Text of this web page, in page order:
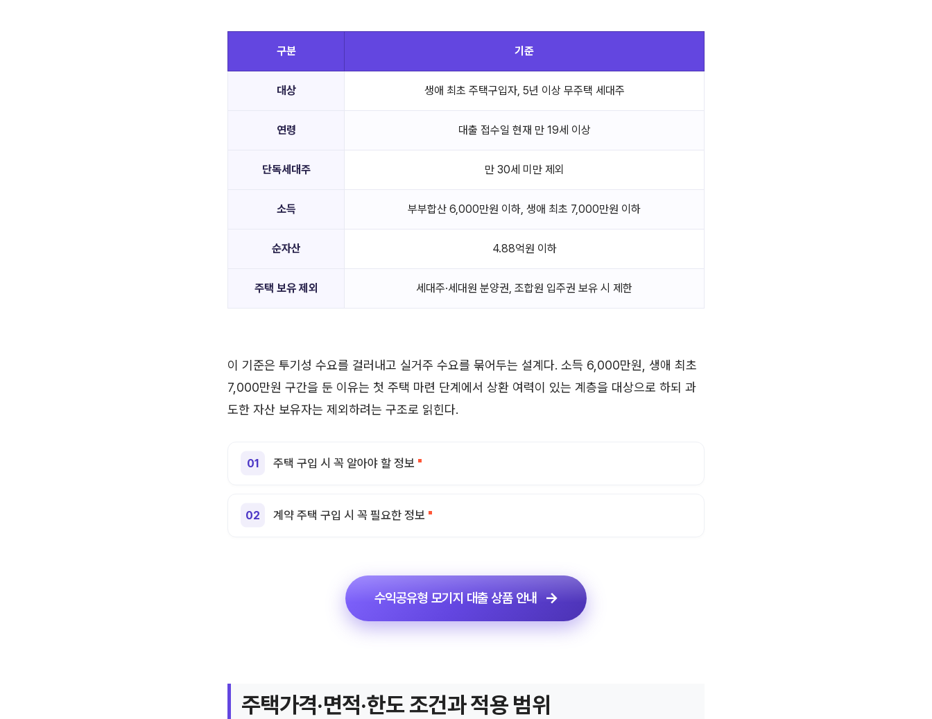
구분 기준
대상 생애 최초 주택구입자, 5년 이상 무주택 세대주
연령 대출 접수일 현재 만 19세 이상
단독세대주 만 30세 미만 제외
소득 부부합산 6,000만원 이하, 생애 최초 7,000만원 이하
순자산 4.88억원 이하
주택 보유 제외 세대주·세대원 분양권, 조합원 입주권 보유 시 제한
이 기준은 투기성 수요를 걸러내고 실거주 수요를 묶어두는 설계다. 소득 6,000만원, 생애 최초
7,000만원 구간을 둔 이유는 첫 주택 마련 단계에서 상환 여력이 있는 계층을 대상으로 하되 과
도한 자산 보유자는 제외하려는 구조로 읽힌다.
주택 구입 시 꼭 알아야 할 정보
계약 주택 구입 시 꼭 필요한 정보
수익공유형 모기지 대출 상품 안내
주택가격·면적·한도 조건과 적용 범위